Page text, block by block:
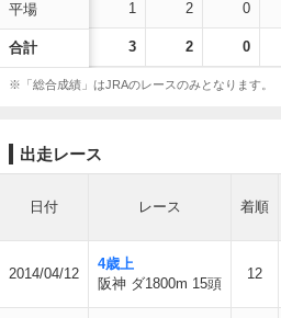
平場
合計
1 2 0
3 2 0
※「総合成績」はJRAのレースのみとなります。
出走レース
日付 レース 着順
2014/04/12
4歳上
阪神 ダ1800m 15頭
12